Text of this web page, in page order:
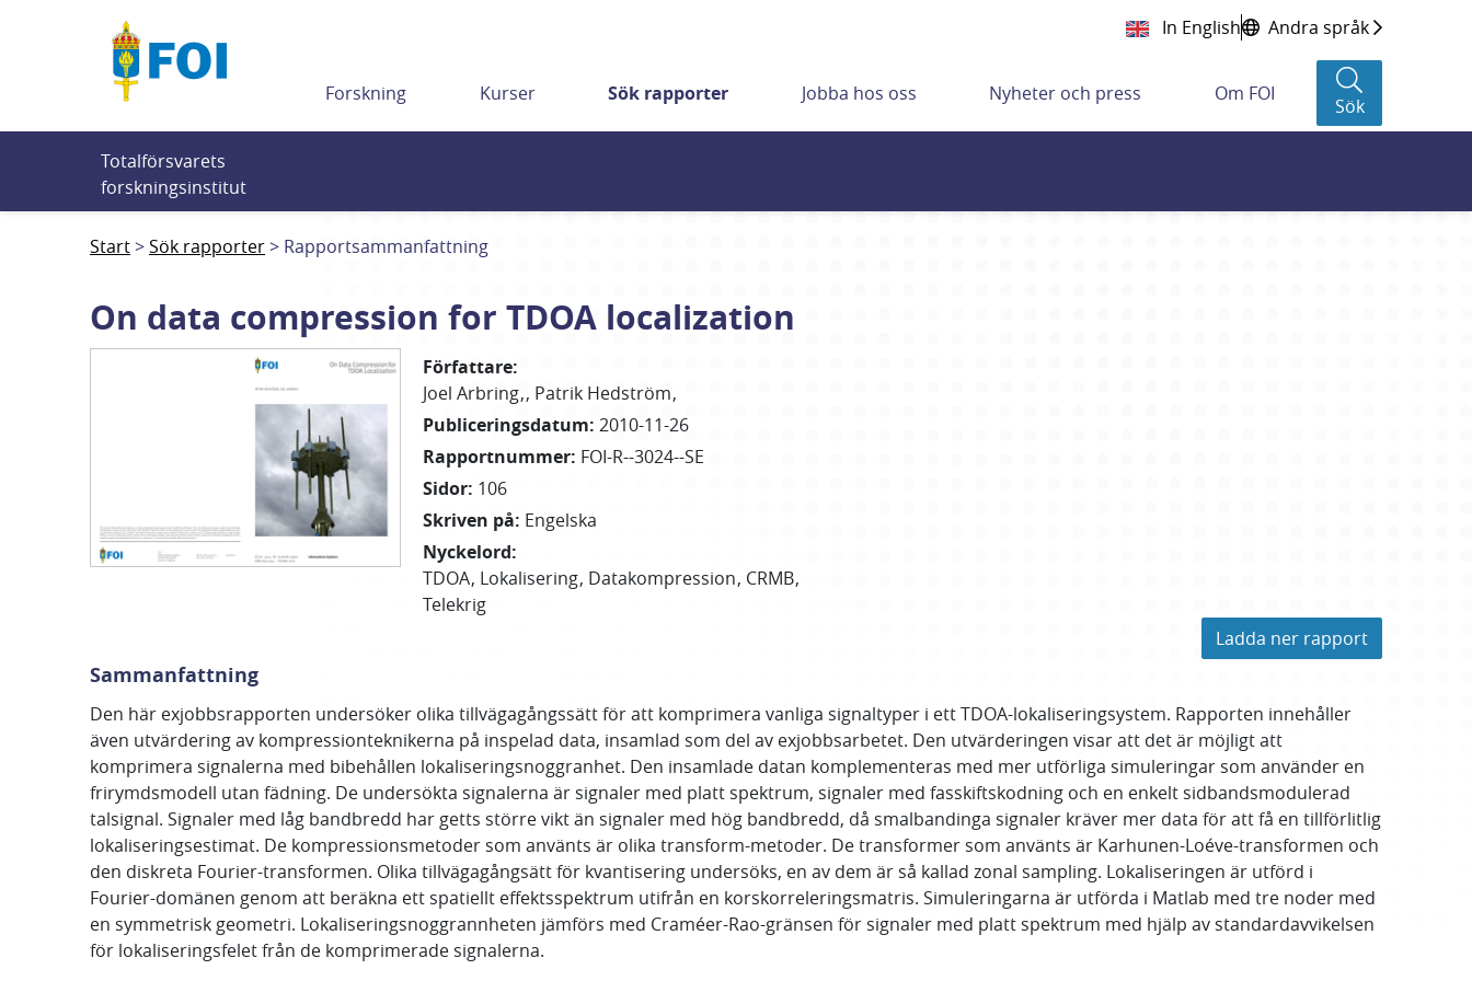
In English Andra språk
Forskning Kurser Sök rapporter Jobba hos oss Nyheter och press Om FOI
Sök
Totalförsvarets
forskningsinstitut
Start Sök rapporter Rapportsammanfattning
On data compression for TDOA localization
Författare:
Joel Arbring Patrik Hedström
Publiceringsdatum: 2010-11-26
Rapportnummer: FOI-R--3024--SE
Sidor: 106
Skriven på: Engelska
Nyckelord:
TDOA Lokalisering Datakompression CRMB
Telekrig
Ladda ner rapport
Sammanfattning
Den här exjobbsrapporten undersöker olika tillvägagångssätt för att komprimera vanliga signaltyper i ett TDOA-lokaliseringsystem. Rapporten innehåller
även utvärdering av kompressionteknikerna på inspelad data, insamlad som del av exjobbsarbetet. Den utvärderingen visar att det är möjligt att
komprimera signalerna med bibehållen lokaliseringsnoggranhet. Den insamlade datan komplementeras med mer utförliga simuleringar som använder en
frirymdsmodell utan fädning. De undersökta signalerna är signaler med platt spektrum, signaler med fasskiftskodning och en enkelt sidbandsmodulerad
talsignal. Signaler med låg bandbredd har getts större vikt än signaler med hög bandbredd, då smalbandinga signaler kräver mer data för att få en tillförlitlig
lokaliseringsestimat. De kompressionsmetoder som använts är olika transform-metoder. De transformer som använts är Karhunen-Loéve-transformen och
den diskreta Fourier-transformen. Olika tillvägagångsätt för kvantisering undersöks, en av dem är så kallad zonal sampling. Lokaliseringen är utförd i
Fourier-domänen genom att beräkna ett spatiellt effektsspektrum utifrån en korskorreleringsmatris. Simuleringarna är utförda i Matlab med tre noder med
en symmetrisk geometri. Lokaliseringsnoggrannheten jämförs med Craméer-Rao-gränsen för signaler med platt spektrum med hjälp av standardavvikelsen
för lokaliseringsfelet från de komprimerade signalerna.